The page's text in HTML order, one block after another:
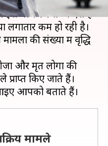
इस बीच 14 राज्य ऐसे हैं
लगातार कम हो रही है।
की संख्या में वृद्धि
और मृत लोगों की
प्राप्त किए जाते हैं।
मामले